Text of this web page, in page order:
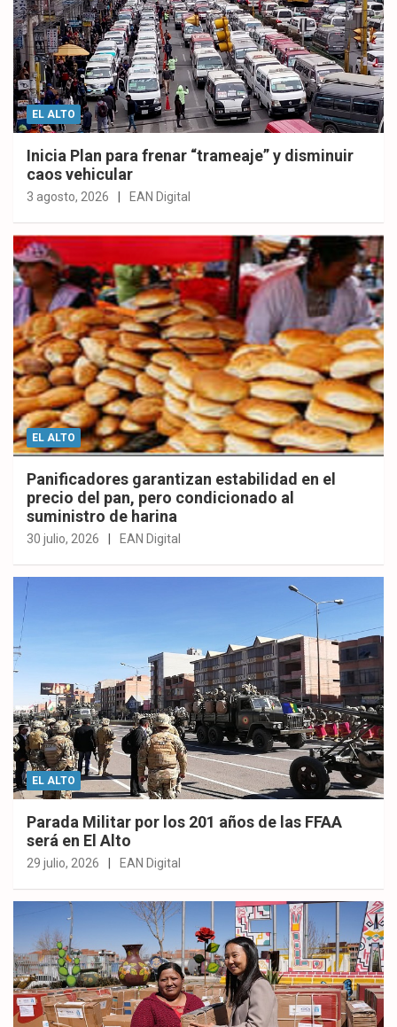
EL ALTO
Inicia Plan para frenar “trameaje” y disminuir
caos vehicular
3 agosto, 2026 EAN Digital
EL ALTO
Panificadores garantizan estabilidad en el
precio del pan, pero condicionado al
suministro de harina
30 julio, 2026 EAN Digital
EL ALTO
Parada Militar por los 201 años de las FFAA
será en El Alto
29 julio, 2026 EAN Digital